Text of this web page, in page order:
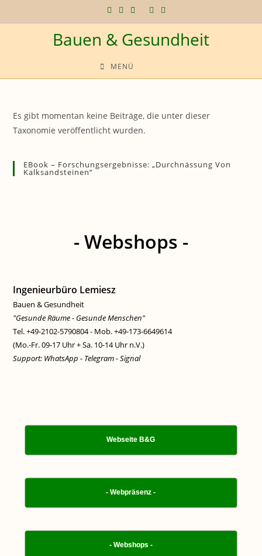
Inhalt
Bauen & Gesundheit
MENÜ
Es gibt momentan keine Beiträge, die unter dieser
Taxonomie veröffentlicht wurden.
EBook – Forschungsergebnisse: „Durchnässung Von
Kalksandsteinen“
- Webshops -
Ingenieurbüro Lemiesz
Bauen & Gesundheit
"Gesunde Räume - Gesunde Menschen"
Tel. +49-2102-5790804 - Mob. +49-173-6649614
(Mo.-Fr. 09-17 Uhr + Sa. 10-14 Uhr n.V.)
Support: WhatsApp - Telegram - Signal
Webseite B&G
- Webpräsenz -
- Webshops -